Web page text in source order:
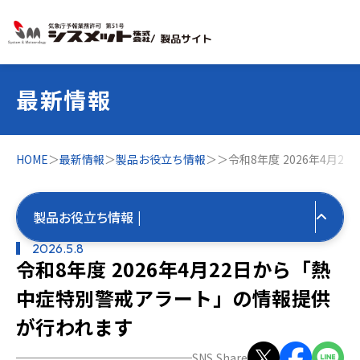
最新情報
HOME＞最新情報＞製品お役立ち情報＞ ＞令和8年度 2026年4月22
製品お役立ち情報 |
すべての最新情報
製品お役立ち情報
2026.5.8
令和8年度 2026年4月22日から「熱
中症特別警戒アラート」の情報提供
が行われます
/ 製品サイト